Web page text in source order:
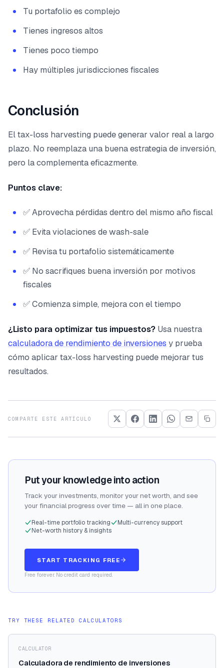
Tu portafolio es complejo
Tienes ingresos altos
Tienes poco tiempo
Hay múltiples jurisdicciones fiscales
Conclusión
El tax-loss harvesting puede generar valor real a largo
plazo. No reemplaza una buena estrategia de inversión,
pero la complementa eficazmente.
Puntos clave:
✅ Aprovecha pérdidas dentro del mismo año fiscal
✅ Evita violaciones de wash-sale
✅ Revisa tu portafolio sistemáticamente
✅ No sacrifiques buena inversión por motivos
fiscales
✅ Comienza simple, mejora con el tiempo
¿Listo para optimizar tus impuestos? Usa nuestra
calculadora de rendimiento de inversiones y prueba
cómo aplicar tax-loss harvesting puede mejorar tus
resultados.
COMPARTE ESTE ARTÍCULO
Put your knowledge into action
Track your investments, monitor your net worth, and see
your financial progress over time — all in one place.
Real-time portfolio tracking
Multi-currency support
Net-worth history & insights
START TRACKING FREE
Free forever. No credit card required.
TRY THESE RELATED CALCULATORS
CALCULATOR
Calculadora de rendimiento de inversiones